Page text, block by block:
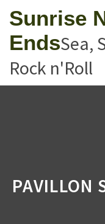
Sunrise
EndsSea,
Rock n'Roll
PAVILLON